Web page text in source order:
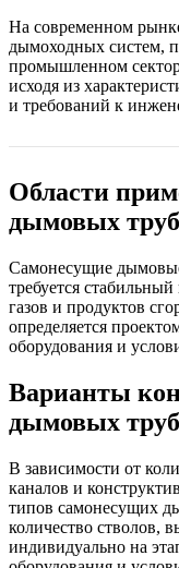
На современном
дымоходных систем,
промышленном
исходя из
и требований к
Области
дымовых труб
Самонесущие
требуется
газов и продуктов
определяется
оборудования и
Варианты
дымовых труб
В зависимости от
каналов и
типов самонесущих
количество стволов,
индивидуально на